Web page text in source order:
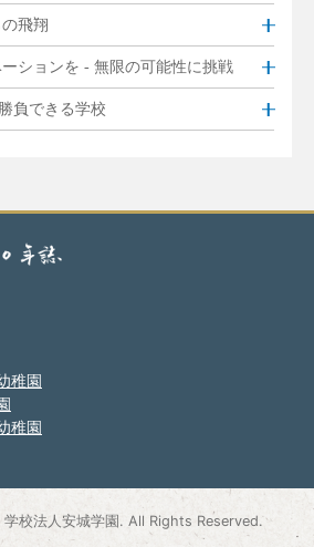
飛翔
ションを - 無限の可能性に挑戦
負できる学校
稚園
稚園
法人安城学園. All Rights Reserved.